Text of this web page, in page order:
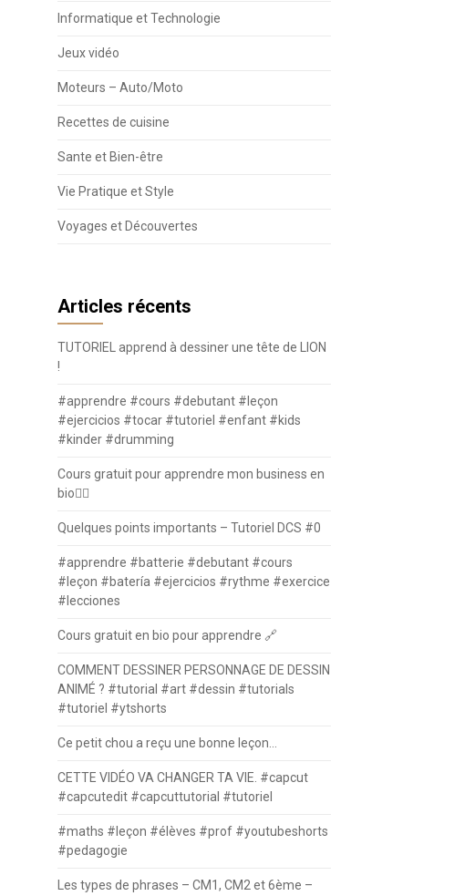
Informatique et Technologie
Jeux vidéo
Moteurs – Auto/Moto
Recettes de cuisine
Sante et Bien-être
Vie Pratique et Style
Voyages et Découvertes
Articles récents
TUTORIEL apprend à dessiner une tête de LION
!
#apprendre #cours #debutant #leçon
#ejercicios #tocar #tutoriel #enfant #kids
#kinder #drumming
Cours gratuit pour apprendre mon business en
bio⛓️‍💥
Quelques points importants – Tutoriel DCS #0
#apprendre #batterie #debutant #cours
#leçon #batería #ejercicios #rythme #exercice
#lecciones
Cours gratuit en bio pour apprendre 🔗
COMMENT DESSINER PERSONNAGE DE DESSIN
ANIMÉ ? #tutorial #art #dessin #tutorials
#tutoriel #ytshorts
Ce petit chou a reçu une bonne leçon…
CETTE VIDÉO VA CHANGER TA VIE. #capcut
#capcutedit #capcuttutorial #tutoriel
#maths #leçon #élèves #prof #youtubeshorts
#pedagogie
Les types de phrases – CM1, CM2 et 6ème –